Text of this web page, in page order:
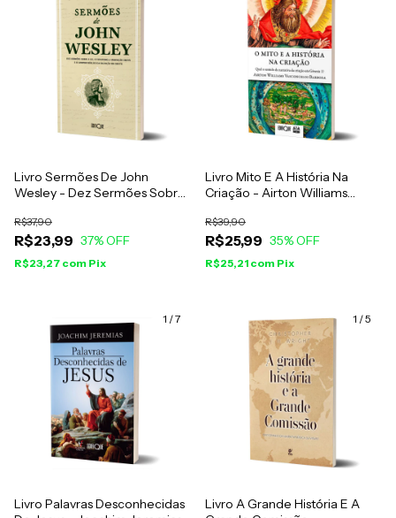
Livro Sermões De John
Wesley - Dez Sermões Sobre
Perfeição Cristã E O Caminho
Bíblico Da Salvação
R$23,99
R$37,90
37% OFF
R$23,27 com Pix
Livro Mito E A História Na
Criação - Airton Williams
R$25,99
R$39,90
35% OFF
R$25,21 com Pix
1 /7
Livro Palavras Desconhecidas
1 /5
Livro A Grande História E A